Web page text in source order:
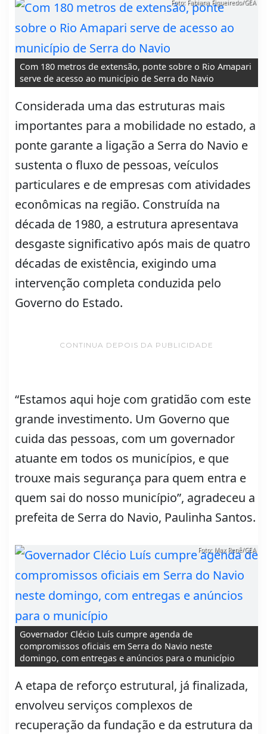
Com 180 metros de extensão, ponte sobre o Rio Amapari
serve de acesso ao município de Serra do Navio
Foto: Fabiana Figueiredo/GEA
Considerada uma das estruturas mais
importantes para a mobilidade no estado, a
ponte garante a ligação a Serra do Navio e
sustenta o fluxo de pessoas, veículos
particulares e de empresas com atividades
econômicas na região. Construída na
década de 1980, a estrutura apresentava
desgaste significativo após mais de quatro
décadas de existência, exigindo uma
intervenção completa conduzida pelo
Governo do Estado.
CONTINUA DEPOIS DA PUBLICIDADE
“Estamos aqui hoje com gratidão com este
grande investimento. Um Governo que
cuida das pessoas, com um governador
atuante em todos os municípios, e que
trouxe mais segurança para quem entra e
quem sai do nosso município”, agradeceu a
prefeita de Serra do Navio, Paulinha Santos.
Governador Clécio Luís cumpre agenda de
compromissos oficiais em Serra do Navio neste
domingo, com entregas e anúncios para o município
Foto: Max Renê/GEA
A etapa de reforço estrutural, já finalizada,
envolveu serviços complexos de
recuperação da fundação e da estrutura da